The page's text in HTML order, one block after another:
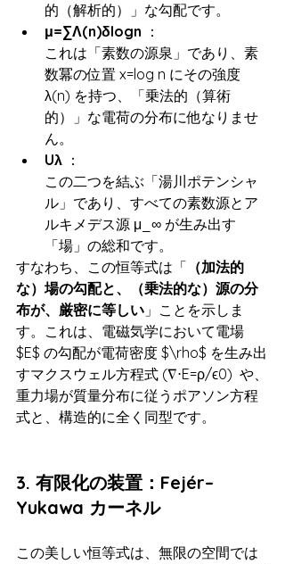
的（解析的）」な勾配です。
μ=∑Λ(n)δlogn ：
これは「素数の源泉」であり、素
数冪の位置 x=log n にその強度
λ(n) を持つ、「乗法的（算術
的）」な電荷の分布に他なりませ
ん。
Uλ​ ：
この二つを結ぶ「湯川ポテンシャ
ル」であり、すべての素数源とア
ルキメデス源 μ_∞ が生み出す
「場」の総和です。
すなわち、この恒等式は「 （加法的
な）場の勾配と、（乗法的な）源の分
布が、厳密に等しい 」ことを示しま
す。これは、電磁気学において電場
$E$ の勾配が電荷密度 $\rho$ を生み出
すマクスウェル方程式 (∇⋅E=ρ/ϵ0​)  や、
重力場が質量分布に従うポアソン方程
式と、構造的に全く同型です。
3. 有限化の装置：Fejér–
Yukawa カーネル
この美しい恒等式は、無限の空間では